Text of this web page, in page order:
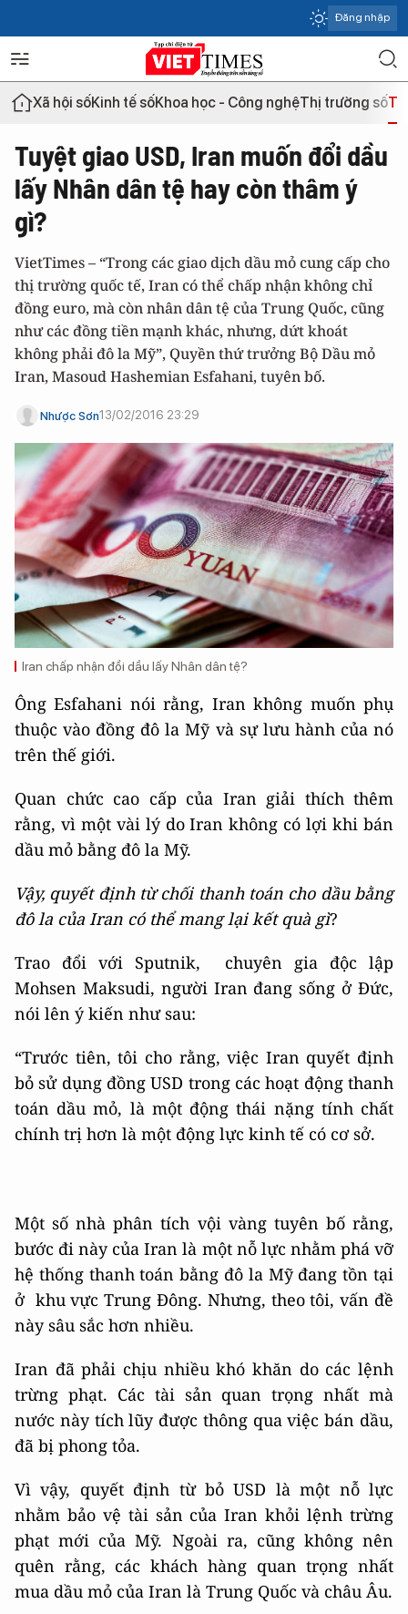
Đăng nhập
Xã hội sốKinh tế sốKhoa học - Công nghệThị trường số
Tuyệt giao USD, Iran muốn đổi dầu
lấy Nhân dân tệ hay còn thâm ý
gì?
VietTimes – “Trong các giao dịch dầu mỏ cung cấp cho
thị trường quốc tế, Iran có thể chấp nhận không chỉ
đồng euro, mà còn nhân dân tệ của Trung Quốc, cũng
như các đồng tiền mạnh khác, nhưng, dứt khoát
không phải đô la Mỹ”, Quyền thứ trưởng Bộ Dầu mỏ
Iran, Masoud Hashemian Esfahani, tuyên bố.
Nhược Sơn13/02/2016 23:29
Iran chấp nhận đổi dầu lấy Nhân dân tệ?
Ông Esfahani nói rằng, Iran không muốn phụ
thuộc vào đồng đô la Mỹ và sự lưu hành của nó
trên thế giới.
Quan chức cao cấp của Iran giải thích thêm
rằng, vì một vài lý do Iran không có lợi khi bán
dầu mỏ bằng đô la Mỹ.
Vậy, quyết định từ chối thanh toán cho dầu bằng
đô la của Iran có thể mang lại kết quà gì?
Trao đổi với Sputnik, chuyên gia độc lập
Mohsen Maksudi, người Iran đang sống ở Đức,
nói lên ý kiến như sau:
“Trước tiên, tôi cho rằng, việc Iran quyết định
bỏ sử dụng đồng USD trong các hoạt động thanh
toán dầu mỏ, là một động thái nặng tính chất
chính trị hơn là một động lực kinh tế có cơ sở.
Một số nhà phân tích vội vàng tuyên bố rằng,
bước đi này của Iran là một nỗ lực nhằm phá vỡ
hệ thống thanh toán bằng đô la Mỹ đang tồn tại
ở khu vực Trung Đông. Nhưng, theo tôi, vấn đề
này sâu sắc hơn nhiều.
Iran đã phải chịu nhiều khó khăn do các lệnh
trừng phạt. Các tài sản quan trọng nhất mà
nước này tích lũy được thông qua việc bán dầu,
đã bị phong tỏa.
Vì vậy, quyết định từ bỏ USD là một nỗ lực
nhằm bảo vệ tài sản của Iran khỏi lệnh trừng
phạt mới của Mỹ. Ngoài ra, cũng không nên
quên rằng, các khách hàng quan trọng nhất
mua dầu mỏ của Iran là Trung Quốc và châu Âu.